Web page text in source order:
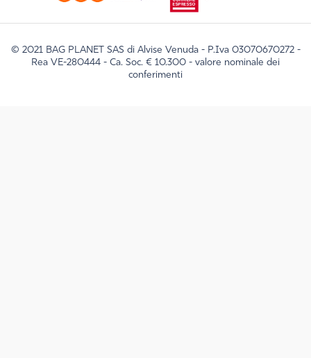
© 2021 BAG PLANET SAS di Alvise Venuda - P.Iva 03070670272 -
Rea VE-280444 - Ca. Soc. € 10.300 - valore nominale dei
conferimenti